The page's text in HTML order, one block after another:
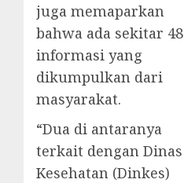
juga memaparkan
bahwa ada sekitar 48
informasi yang
dikumpulkan dari
masyarakat.
“Dua di antaranya
terkait dengan Dinas
Kesehatan (Dinkes)